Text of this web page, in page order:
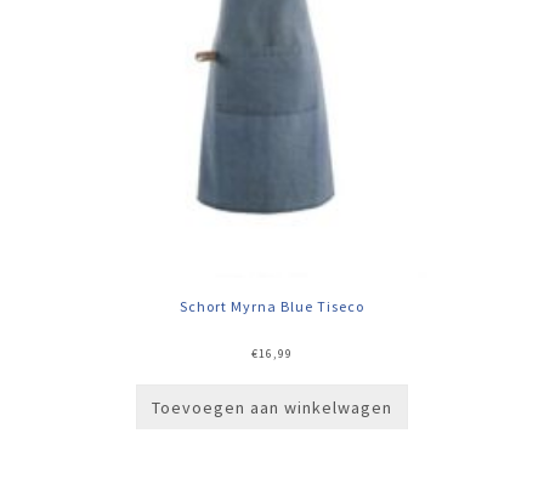
Schort Myrna Blue Tiseco
€16,99
Toevoegen aan winkelwagen